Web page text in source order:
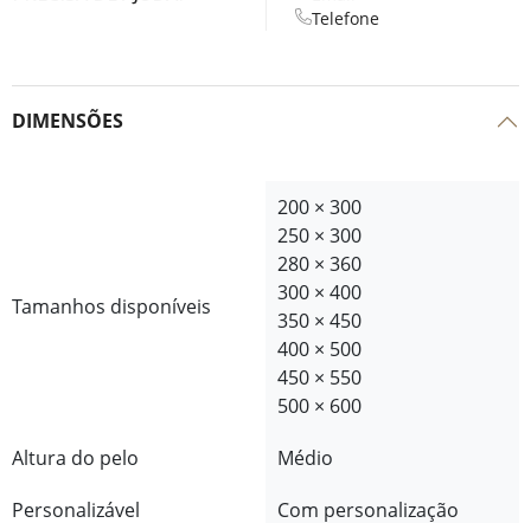
Telefone
DIMENSÕES
Tamanhos disponíveis
200 × 300
250 × 300
280 × 360
300 × 400
350 × 450
400 × 500
450 × 550
500 × 600
Altura do pelo
Médio
Personalizável
Com personalização